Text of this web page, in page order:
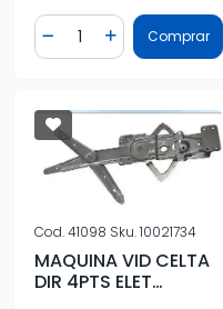
Diminuir Quantidade
Quantidade
AdicionarComprar
Cod.41098 Sku.10021734
MAQUINA VID CELTA
DIR 4PTS ELET